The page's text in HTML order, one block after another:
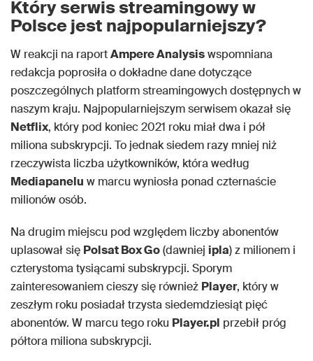
Który serwis streamingowy w
Polsce jest najpopularniejszy?
W reakcji na raportAmpere Analysiswspomniana
redakcja poprosiła o dokładne dane dotyczące
poszczególnych platform streamingowych dostępnych w
naszym kraju. Najpopularniejszym serwisem okazał się
Netflix, który pod koniec 2021 roku miał dwa i pół
miliona subskrypcji. To jednak siedem razy mniej niż
rzeczywista liczba użytkowników, która według
Mediapanelu w marcu wyniosła ponad czternaście
milionów osób.
Na drugim miejscu pod względem liczby abonentów
uplasował się Polsat Box Go(dawniej ipla) z milionem i
czterystoma tysiącami subskrypcji. Sporym
zainteresowaniem cieszy się również Player, który w
zeszłym roku posiadał trzysta siedemdziesiąt pięć
abonentów. W marcu tego roku Player.pl przebił próg
półtora miliona subskrypcji.